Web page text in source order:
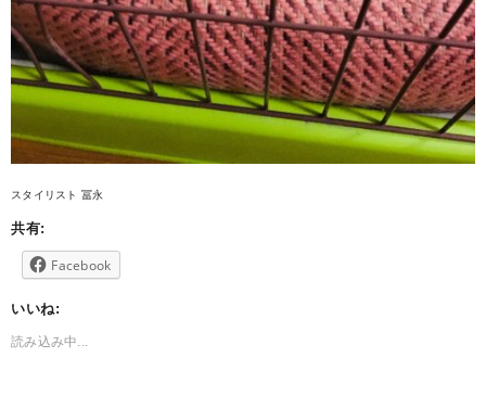
スタイリスト 冨永
共有:
Facebook
いいね:
読み込み中...